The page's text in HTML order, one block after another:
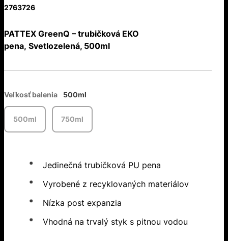
2763726
PATTEX GreenQ – trubičková EKO
pena, Svetlozelená, 500ml
Veľkosť balenia 500ml
500ml 750ml
Jedinečná trubičková PU pena
Vyrobené z recyklovaných materiálov
Nízka post expanzia
Vhodná na trvalý styk s pitnou vodou